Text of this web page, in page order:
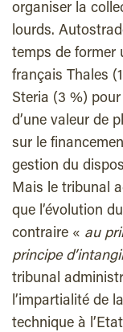
organiser la
lourds.
temps de former
français Thales
Steria (3 %) pour
d’une valeur de
sur le
gestion du
Mais le tribunal
que l’évolution
contraire « au
principe
tribunal
l’impartialité de
technique à